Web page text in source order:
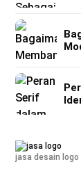
jasa desain logo